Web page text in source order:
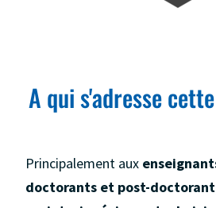
A qui s'adresse
Principalement aux
doctorants et post-